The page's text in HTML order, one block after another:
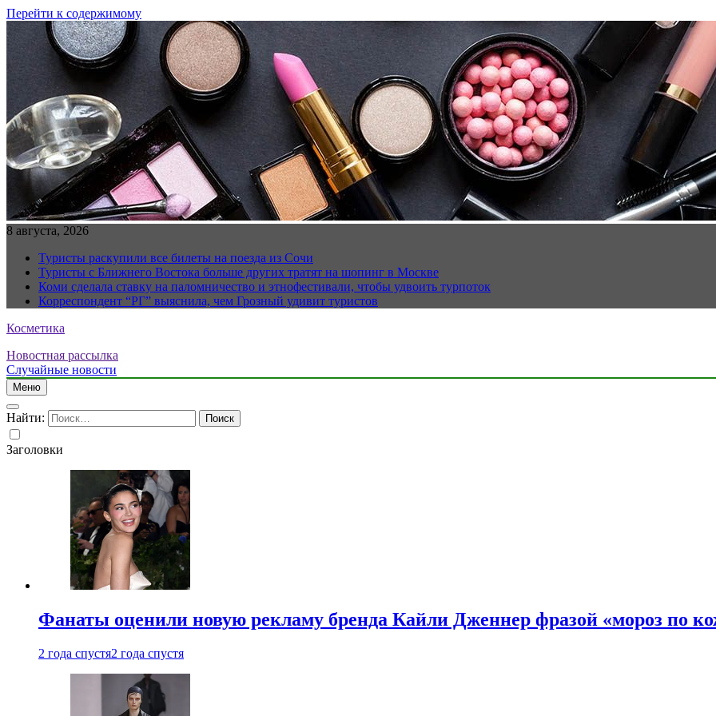
Перейти к содержимому
8 августа, 2026
Туристы раскупили все билеты на поезда из Сочи
Туристы с Ближнего Востока больше других тратят на шопинг в Москве
Коми сделала ставку на паломничество и этнофестивали, чтобы удвоить турпоток
Корреспондент “РГ” выяснила, чем Грозный удивит туристов
Косметика
Новостная рассылка
Случайные новости
Меню
Найти:
Заголовки
Фанаты оценили новую рекламу бренда Кайли Дженнер фразой «мороз по
2 года спустя2 года спустя